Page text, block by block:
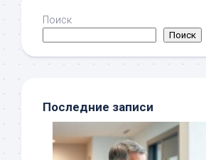
Поиск
Поиск
Последние записи